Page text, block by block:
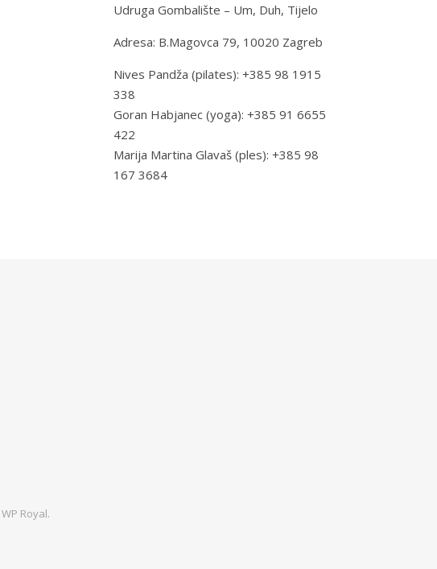
Udruga Gombalište – Um, Duh, Tijelo
Adresa: B.Magovca 79, 10020 Zagreb
Nives Pandža (pilates): +385 98 1915
338
Goran Habjanec (yoga): +385 91 6655
422
Marija Martina Glavaš (ples): +385 98
167 3684
WP Royal.